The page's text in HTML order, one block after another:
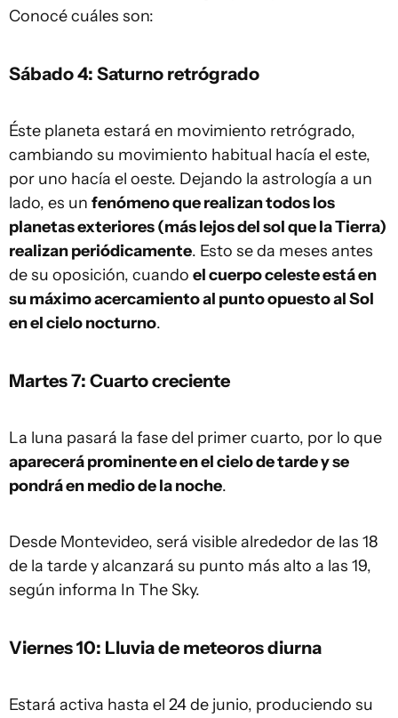
Conocé cuáles son:
Sábado 4: Saturno retrógrado
Éste planeta estará en movimiento retrógrado,
cambiando su movimiento habitual hacía el este,
por uno hacía el oeste. Dejando la astrología a un
lado, es un fenómeno que realizan todos los
planetas exteriores (más lejos del sol que la Tierra)
realizan periódicamente. Esto se da meses antes
de su oposición, cuando el cuerpo celeste está en
su máximo acercamiento al punto opuesto al Sol
en el cielo nocturno.
Martes 7: Cuarto creciente
La luna pasará la fase del primer cuarto, por lo que
aparecerá prominente en el cielo de tarde y se
pondrá en medio de la noche.
Desde Montevideo, será visible alrededor de las 18
de la tarde y alcanzará su punto más alto a las 19,
según informa In The Sky.
Viernes 10: Lluvia de meteoros diurna
Estará activa hasta el 24 de junio, produciendo su